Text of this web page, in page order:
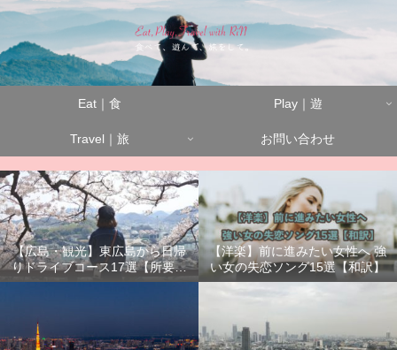
Eat｜食 Play｜遊
Travel｜旅 お問い合わせ
【広島・観光】東広島から日帰
りドライブコース17選【所要時
間別】
【洋楽】前に進みたい女性へ 強
い女の失恋ソング15選【和訳】